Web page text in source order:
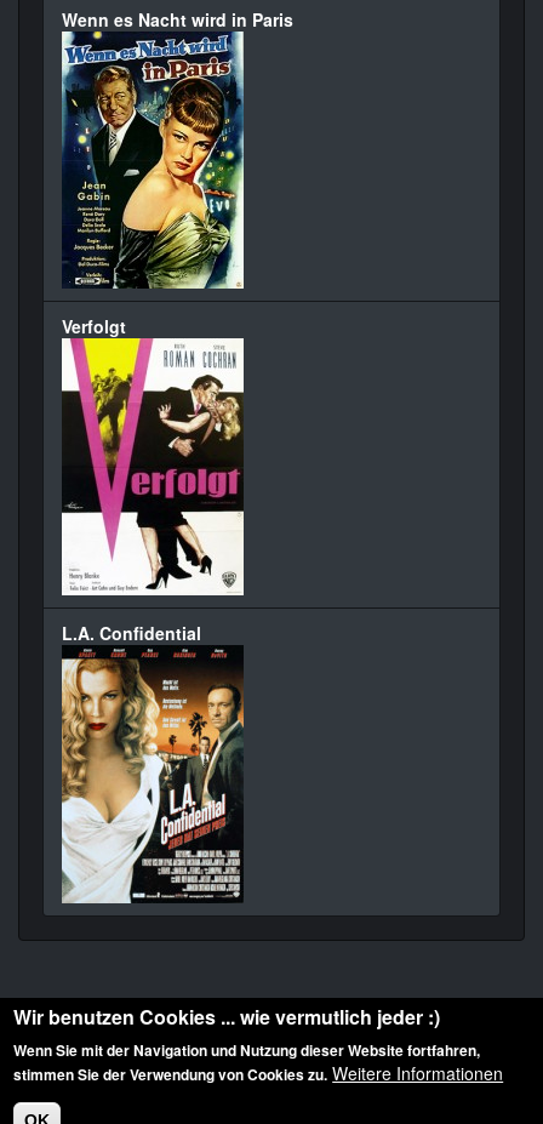
Wenn es Nacht wird in Paris
Verfolgt
L.A. Confidential
Diese Website ist urheberrechtlich geschützt: © 2010-2026 der Film Noir de. Alle
Rechte vorbehalten.
Wir benutzen Cookies ... wie vermutlich jeder :)
Wenn Sie mit der Navigation und Nutzung dieser Website fortfahren,
stimmen Sie der Verwendung von Cookies zu. Weitere Informationen